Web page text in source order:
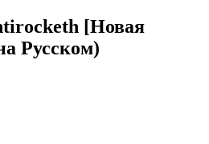
[Новая
Русском)